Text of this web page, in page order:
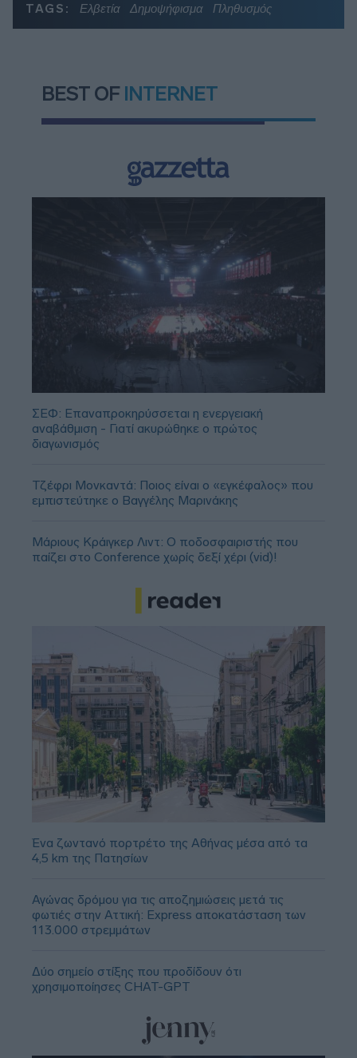
TAGS: Ελβετία Δημοψήφισμα Πληθυσμός
BEST OF INTERNET
ΣΕΦ: Επαναπροκηρύσσεται η ενεργειακή
αναβάθμιση - Γιατί ακυρώθηκε ο πρώτος
διαγωνισμός
Τζέφρι Μονκαντά: Ποιος είναι ο «εγκέφαλος» που
εμπιστεύτηκε ο Βαγγέλης Μαρινάκης
Μάριους Κράιγκερ Λιντ: Ο ποδοσφαιριστής που
παίζει στο Conference χωρίς δεξί χέρι (vid)!
Ένα ζωντανό πορτρέτο της Αθήνας μέσα από τα
4,5 km της Πατησίων
Αγώνας δρόμου για τις αποζημιώσεις μετά τις
φωτιές στην Αττική: Express αποκατάσταση των
113.000 στρεμμάτων
Δύο σημείο στίξης που προδίδουν ότι
χρησιμοποίησες CHAT-GPT